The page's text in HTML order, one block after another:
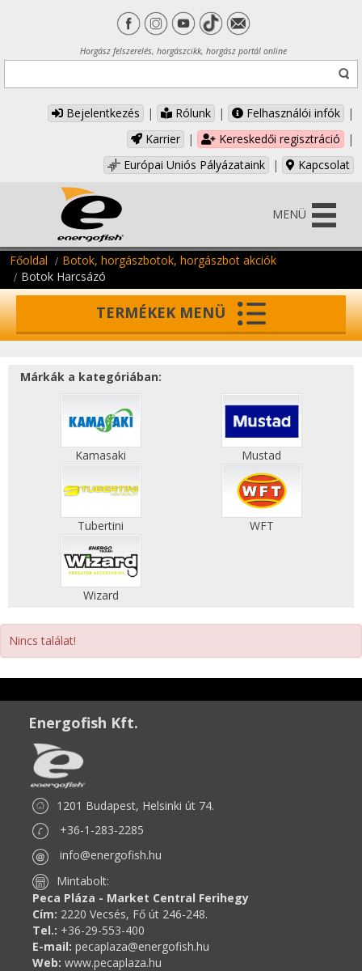
Horgász felszerelés, horgászcikk, horgász portál online
Bejelentkezés | Rólunk | Felhasználói infók
|
Karrier
| Kereskedői regisztráció
|
Európai Uniós Pályázataink
| Kapcsolat
MENÜ
Főoldal
Botok, horgászbotok, horgászbot akciók
Botok Harcsázó
TERMÉKEK MENÜ
Márkák a kategóriában:
Kamasaki Mustad
Tubertini WFT
Wizard
Nincs találat!
Energofish Kft.
1201 Budapest, Helsinki út 74.
+36-1-283-2285
info@energofish.hu
Mintabolt:
Peca Pláza - Market Central Ferihegy
Cím: 2220 Vecsés, Fő út 246-248.
Tel.: +36-29-553-400
E-mail: pecaplaza@energofish.hu
Web: www.pecaplaza.hu